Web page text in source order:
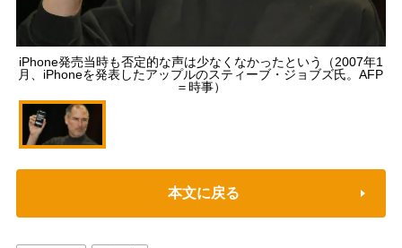
iPhone発売当時も否定的な声は少なくなかったという（2007年1
月、iPhoneを発表したアップルのスティーブ・ジョブズ氏。AFP
＝時事）
本文に戻る